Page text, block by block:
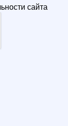
сайта